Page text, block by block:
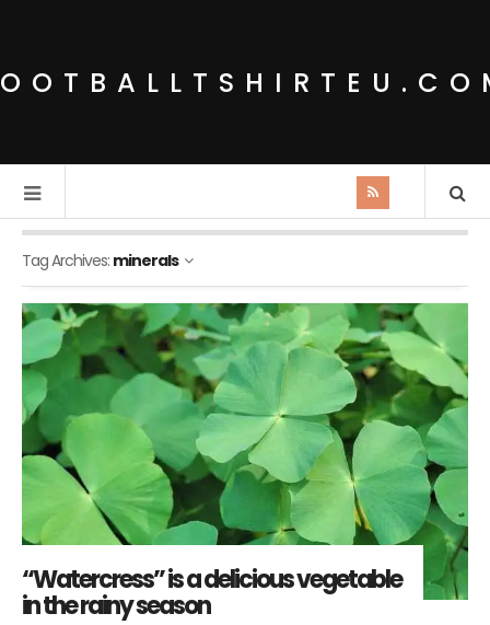
Tag Archives: minerals
“Watercress” is a delicious vegetable
in the rainy season